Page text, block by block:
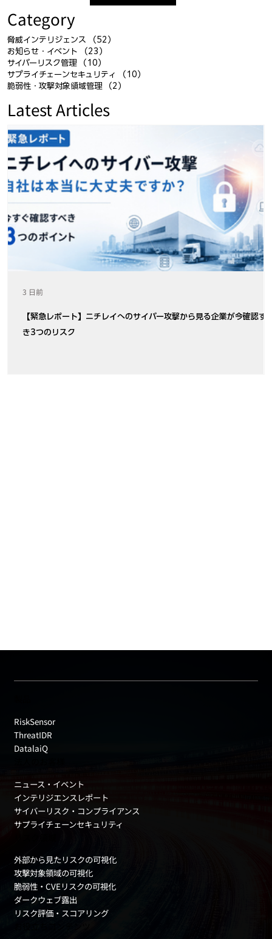
Category
脅威インテリジェンス （52）
お知らせ・イベント
（23）
サイバーリスク管理
（10）
サプライチェーンセキュリティ
（10）
脆弱性・攻撃対象領域管理
（2）
Latest Articles
【緊急レポート】ニチレイへのサイバー攻撃から見る企業が今確認す
き3つのリスク
3 日前
RiskSensor
ThreatIDR
DatalaiQ
外部から見たリスクの可視化
攻撃対象領域の可視化
脆弱性・CVEリスクの可視化
ダークウェブ露出
リスク評価・スコアリング
ニュース・イベント
インテリジエンスレポート
サイバーリスク・コンプライアンス
サプライチェーンセキュリティ